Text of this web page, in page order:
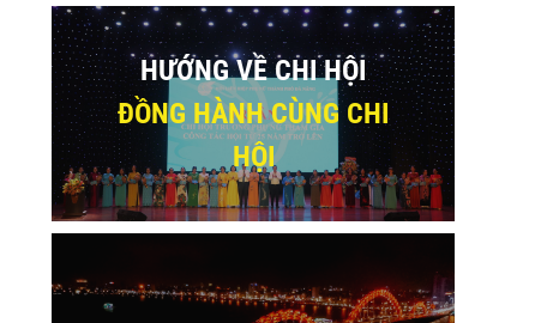
HƯỚNG VỀ CHI HỘI
ĐỒNG HÀNH CÙNG CHI
HỘI